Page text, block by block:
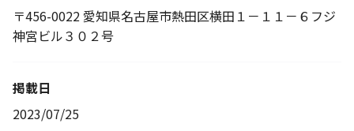
〒456-0022 愛知県名古屋市熱田区横田１－１１－６フジ
神宮ビル３０２号
掲載日
2023/07/25